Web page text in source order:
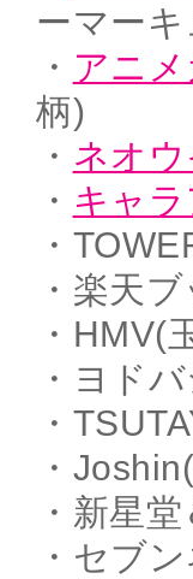
ーマー
・ アニ
柄)
・ ネオ
・ キャ
・
・楽天
・HMV(
・ヨド
・
・
・新星
・セブ